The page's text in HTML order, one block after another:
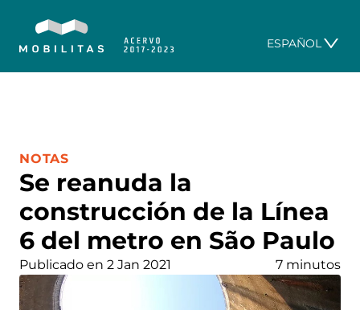
ESPAÑOL
Se reanuda la
construcción de la Línea
6 del metro en São Paulo
CATEGORÍA:
NOTAS
Publicado en 2 Jan 2021 7 minutos